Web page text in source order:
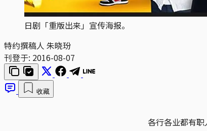
日剧「重版出来」宣传海报。
特约撰稿人 朱晓玢
刊登于: 2016-08-07
收藏
各行各业都有